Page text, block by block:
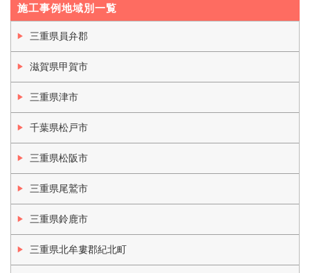
施工事例地域別一覧
三重県員弁郡
滋賀県甲賀市
三重県津市
千葉県松戸市
三重県松阪市
三重県尾鷲市
三重県鈴鹿市
三重県北牟婁郡紀北町